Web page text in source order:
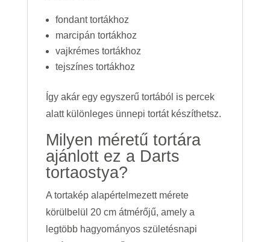
fondant tortákhoz
marcipán tortákhoz
vajkrémes tortákhoz
tejszínes tortákhoz
Így akár egy egyszerű tortából is percek
alatt különleges ünnepi tortát készíthetsz.
Milyen méretű tortára
ajánlott ez a Darts
tortaostya?
A tortakép alapértelmezett mérete
körülbelül 20 cm átmérőjű, amely a
legtöbb hagyományos születésnapi